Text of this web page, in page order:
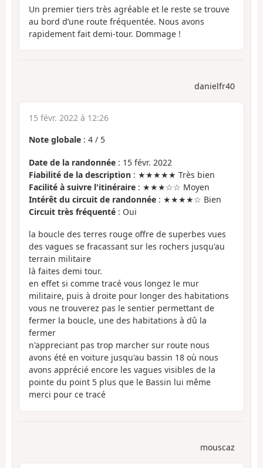
Un premier tiers très agréable et le reste se trouve
au bord d’une route fréquentée. Nous avons
rapidement fait demi-tour. Dommage !
danielfr40
15 févr. 2022 à 12:26
Note globale : 4 / 5
Date de la randonnée : 15 févr. 2022
Fiabilité de la description : ★★★★★ Très bien
Facilité à suivre l'itinéraire : ★★★☆☆ Moyen
Intérêt du circuit de randonnée : ★★★★☆ Bien
Circuit très fréquenté : Oui
la boucle des terres rouge offre de superbes vues
des vagues se fracassant sur les rochers jusqu'au
terrain militaire
là faites demi tour.
en effet si comme tracé vous longez le mur
militaire, puis à droite pour longer des habitations
vous ne trouverez pas le sentier permettant de
fermer la boucle, une des habitations à dû la
fermer
n'appreciant pas trop marcher sur route nous
avons été en voiture jusqu'au bassin 18 où nous
avons apprécié encore les vagues visibles de la
pointe du point 5 plus que le Bassin lui même
merci pour ce tracé
mouscaz